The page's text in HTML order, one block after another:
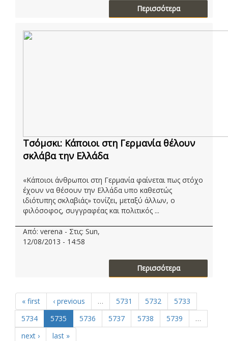
Περισσότερα
Τσόμσκι: Κάποιοι στη Γερμανία θέλουν
σκλάβα την Ελλάδα
«Κάποιοι άνθρωποι στη Γερμανία φαίνεται πως στόχο
έχουν να θέσουν την Ελλάδα υπο καθεστώς
ιδιότυπης σκλαβιάς» τονίζει, μεταξύ άλλων, ο
φιλόσοφος, συγγραφέας και πολιτικός ...
Από: verena - Στις: Sun,
12/08/2013 - 14:58
Περισσότερα
« first ‹ previous … 5731 5732
5733
5734
5735 5736 5737 5738 5739
…
next ›
last »